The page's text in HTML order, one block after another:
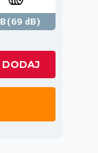
B(69 dB)